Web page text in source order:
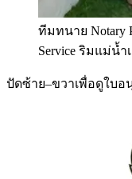
ทีมทนาย Notary
Service ริมแม่น้
ปัดซ้าย–ขวาเพื่อดูใบอ